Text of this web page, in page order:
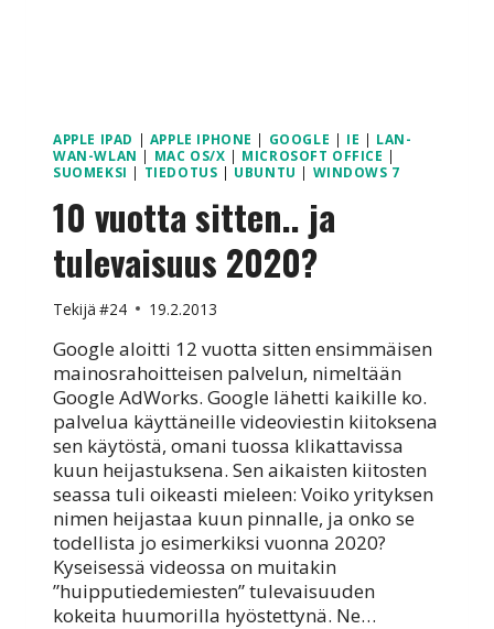
APPLE IPAD | APPLE IPHONE | GOOGLE | IE | LAN-
WAN-WLAN | MAC OS/X | MICROSOFT OFFICE |
SUOMEKSI | TIEDOTUS | UBUNTU | WINDOWS 7
10 vuotta sitten.. ja
tulevaisuus 2020?
Tekijä #24 19.2.2013
Google aloitti 12 vuotta sitten ensimmäisen
mainosrahoitteisen palvelun, nimeltään
Google AdWorks. Google lähetti kaikille ko.
palvelua käyttäneille videoviestin kiitoksena
sen käytöstä, omani tuossa klikattavissa
kuun heijastuksena. Sen aikaisten kiitosten
seassa tuli oikeasti mieleen: Voiko yrityksen
nimen heijastaa kuun pinnalle, ja onko se
todellista jo esimerkiksi vuonna 2020?
Kyseisessä videossa on muitakin
”huipputiedemiesten” tulevaisuuden
kokeita huumorilla hyöstettynä. Ne…